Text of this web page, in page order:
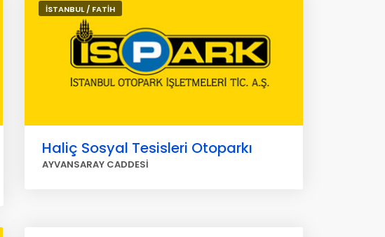
İSTANBUL / FATİH
Haliç Sosyal Tesisleri Otoparkı
AYVANSARAY CADDESİ